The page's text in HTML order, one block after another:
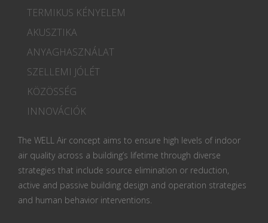
TERMIKUS KÉNYELEM
AKUSZTIKA
ANYAGHASZNÁLAT
SZELLEMI JÓLÉT
KÖZÖSSÉG
INNOVÁCIÓK
The WELL Air concept aims to ensure high levels of indoor
air quality across a building’s lifetime through diverse
strategies that include source elimination or reduction,
active and passive building design and operation strategies
and human behavior interventions.